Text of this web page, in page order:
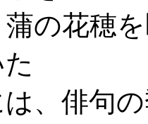
の花穂
、俳句